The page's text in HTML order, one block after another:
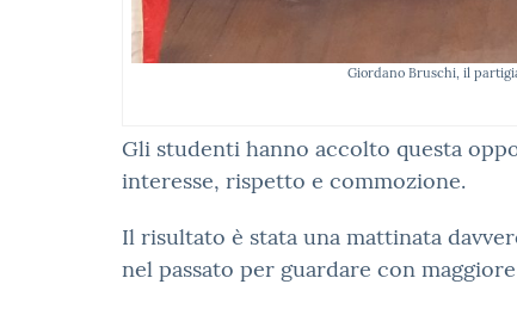
Giordano Bruschi, il
Gli studenti hanno accolto questa
interesse, rispetto e commozione.
Il risultato è stata una mattinata
nel passato per guardare con